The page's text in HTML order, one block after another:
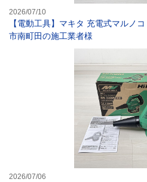
2026/07/10
【電動工具】マキタ 充電式マルノ
市南町田の施工業者様
2026/07/06